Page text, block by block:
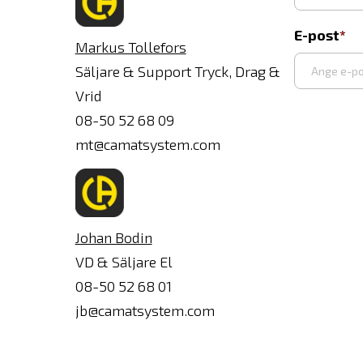
Markus Tollefors
Säljare & Support Tryck, Drag &
Vrid
08-50 52 68 09
mt@camatsystem.com
Johan Bodin
VD & Säljare El
08-50 52 68 01
jb@camatsystem.com
E-post